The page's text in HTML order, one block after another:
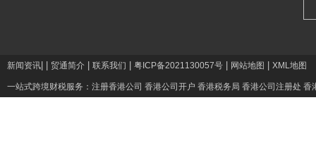
新闻资讯 贸通简介 联系我们 粤ICP备2021130057号 网站地图 XML地图
一站式跨境财税服务： 注册香港公司 香港公司开户 香港税务局 香港公司注册处 香